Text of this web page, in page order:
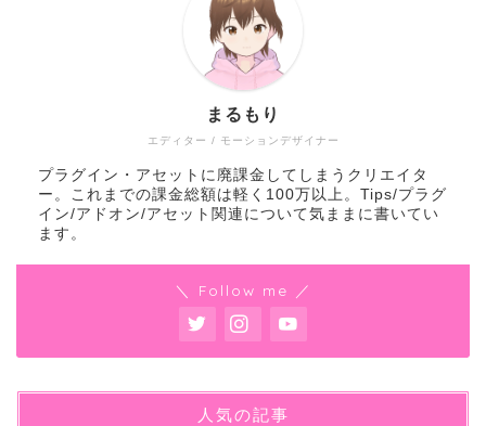
エディター / モーションデザイナー
まるもり
プラグイン・アセットに廃課金してしまうクリエイタ
ー。これまでの課金総額は軽く100万以上。Tips/プラグ
イン/アドオン/アセット関連について気ままに書いてい
ます。
＼ Follow me ／
人気の記事